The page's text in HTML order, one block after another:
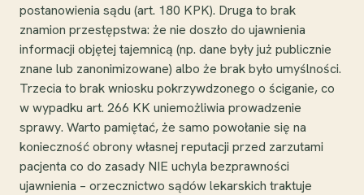
postanowienia sądu (art. 180 KPK). Druga to brak
znamion przestępstwa: że nie doszło do ujawnienia
informacji objętej tajemnicą (np. dane były już publicznie
znane lub zanonimizowane) albo że brak było umyślności.
Trzecia to brak wniosku pokrzywdzonego o ściganie, co
w wypadku art. 266 KK uniemożliwia prowadzenie
sprawy. Warto pamiętać, że samo powołanie się na
konieczność obrony własnej reputacji przed zarzutami
pacjenta co do zasady NIE uchyla bezprawności
ujawnienia – orzecznictwo sądów lekarskich traktuje